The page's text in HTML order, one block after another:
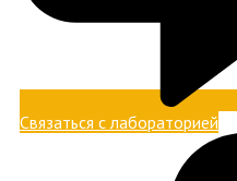
Связаться с лабораторией